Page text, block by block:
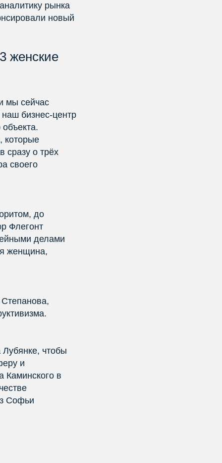
рынка
новый
женские
мы сейчас
бизнес-центр
которые
сразу о трёх
своего
до
Флегонт
делами
женщина,
чтобы
и
Каминского в
Софьи